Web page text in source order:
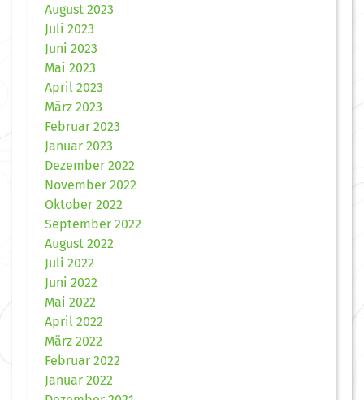
August 2023
Juli 2023
Juni 2023
Mai 2023
April 2023
März 2023
Februar 2023
Januar 2023
Dezember 2022
November 2022
Oktober 2022
September 2022
August 2022
Juli 2022
Juni 2022
Mai 2022
April 2022
März 2022
Februar 2022
Januar 2022